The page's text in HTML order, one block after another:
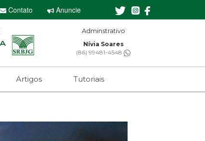
Contato Anuncie
Editor-chefe
Sebastian Eugênio
(61) 99650-2473
Artigos Tutoriais